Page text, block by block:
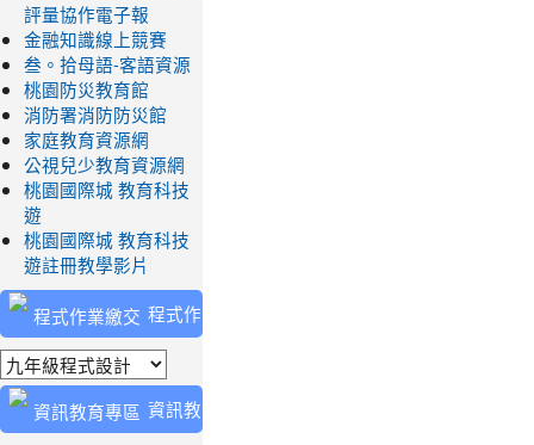
評量協作電子報
金融知識線上競賽
叁。拾母語-客語資源
桃園防災教育館
消防署消防防災館
家庭教育資源網
公視兒少教育資源網
桃園國際城 教育科技
遊
桃園國際城 教育科技
遊註冊教學影片
程式作
業繳交
資訊教